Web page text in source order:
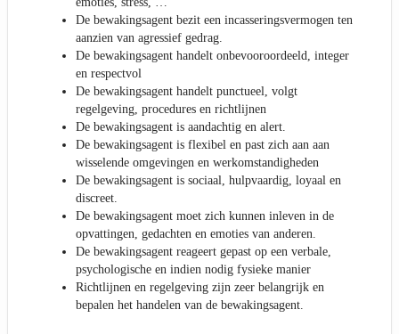
De bewakingsagent bezit een incasseringsvermogen ten
aanzien van agressief gedrag.
De bewakingsagent handelt onbevooroordeeld, integer
en respectvol
De bewakingsagent handelt punctueel, volgt
regelgeving, procedures en richtlijnen
De bewakingsagent is aandachtig en alert.
De bewakingsagent is flexibel en past zich aan aan
wisselende omgevingen en werkomstandigheden
De bewakingsagent is sociaal, hulpvaardig, loyaal en
discreet.
De bewakingsagent moet zich kunnen inleven in de
opvattingen, gedachten en emoties van anderen.
De bewakingsagent reageert gepast op een verbale,
psychologische en indien nodig fysieke manier
Richtlijnen en regelgeving zijn zeer belangrijk en
bepalen het handelen van de bewakingsagent.